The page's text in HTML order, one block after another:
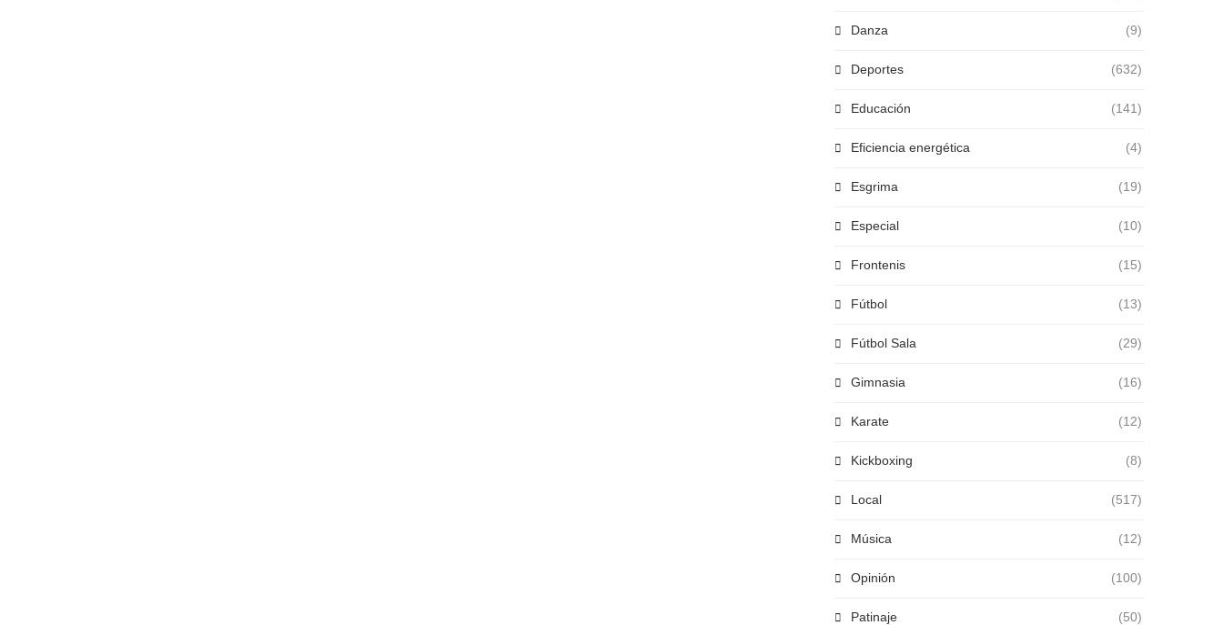
Danza (9)
Deportes (632)
Educación (141)
Eficiencia energética (4)
Esgrima (19)
Especial (10)
Frontenis (15)
Fútbol (13)
Fútbol Sala (29)
Gimnasia (16)
Karate (12)
Kickboxing (8)
Local (517)
Música (12)
Opinión (100)
Patinaje (50)